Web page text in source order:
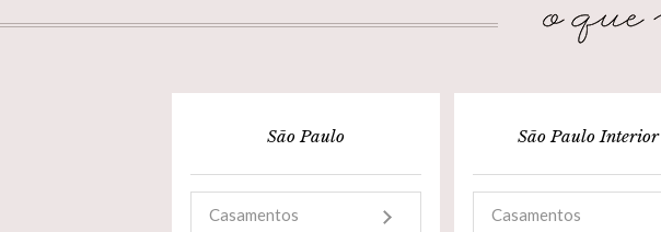
São Paulo
Casamentos
São Paulo Interior
Casamentos